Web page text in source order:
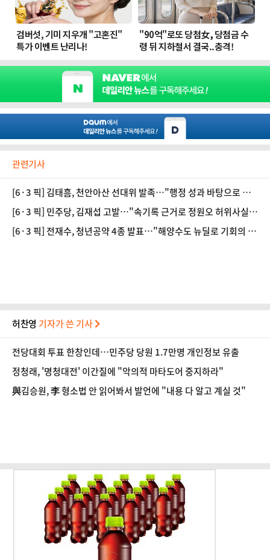
관련기사
[6·3 픽] 김태흠, 천안아산 선대위 발족…"행정 성과 바탕으로 승
기 잡겠다"
[6·3 픽] 민주당, 김재섭 고발…"속기록 근거로 정원오 허위사실
유포"
[6·3 픽] 전재수, 청년공약 4종 발표…"해양수도 뉴딜로 기회의 부
허찬영 기자가 쓴 기사
전당대회 투표 한창인데…민주당 당원 1.7만명 개인정보 유출
정청래, '명청대전' 이간질에 "악의적 마타도어 중지하라"
與김승원, 李 형소법 안 읽어봐서 발언에 "내용 다 알고 계실 것"